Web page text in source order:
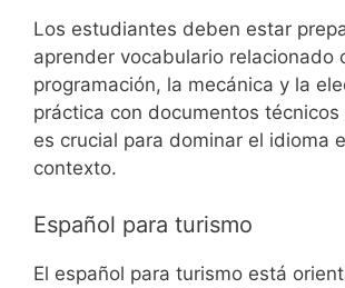
Los estudiantes deben estar
aprender vocabulario relacionado
programación, la mecánica y la
práctica con documentos técnicos
es crucial para dominar el idioma
contexto.
Español para turismo
El español para turismo está